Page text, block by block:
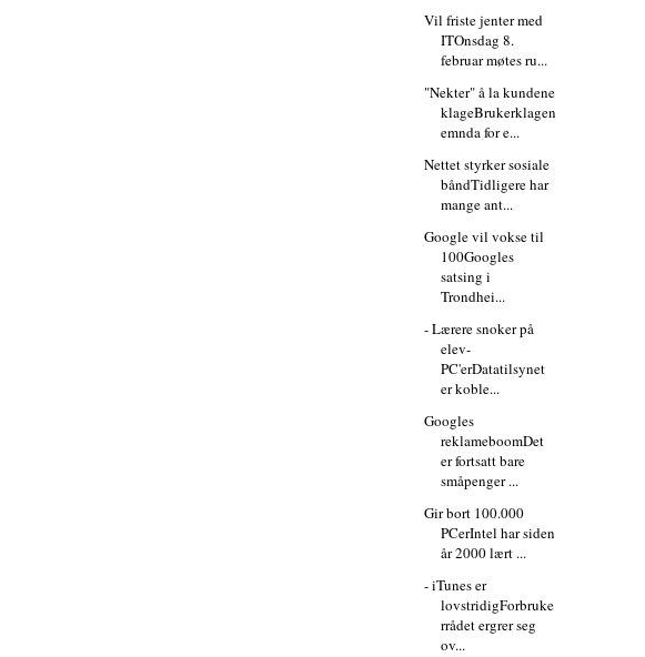
Vil friste jenter med
ITOnsdag 8.
februar møtes ru...
"Nekter" å la kundene
klageBrukerklagen
emnda for e...
Nettet styrker sosiale
båndTidligere har
mange ant...
Google vil vokse til
100Googles
satsing i
Trondhei...
- Lærere snoker på
elev-
PC'erDatatilsynet
er koble...
Googles
reklameboomDet
er fortsatt bare
småpenger ...
Gir bort 100.000
PCerIntel har siden
år 2000 lært ...
- iTunes er
lovstridigForbruke
rrådet ergrer seg
ov...